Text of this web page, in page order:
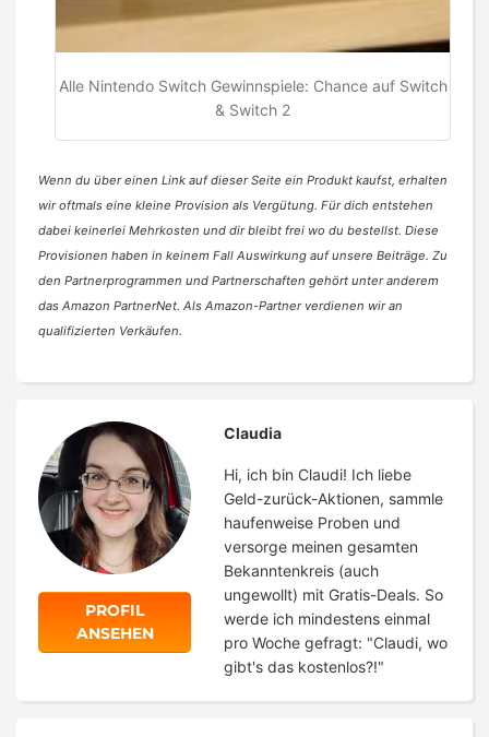
Alle Nintendo Switch Gewinnspiele: Chance auf Switch
& Switch 2
Wenn du über einen Link auf dieser Seite ein Produkt kaufst, erhalten
wir oftmals eine kleine Provision als Vergütung. Für dich entstehen
dabei keinerlei Mehrkosten und dir bleibt frei wo du bestellst. Diese
Provisionen haben in keinem Fall Auswirkung auf unsere Beiträge. Zu
den Partnerprogrammen und Partnerschaften gehört unter anderem
das Amazon PartnerNet. Als Amazon-Partner verdienen wir an
qualifizierten Verkäufen.
PROFIL
ANSEHEN
Claudia
Hi, ich bin Claudi! Ich liebe
Geld-zurück-Aktionen, sammle
haufenweise Proben und
versorge meinen gesamten
Bekanntenkreis (auch
ungewollt) mit Gratis-Deals. So
werde ich mindestens einmal
pro Woche gefragt: "Claudi, wo
gibt's das kostenlos?!"